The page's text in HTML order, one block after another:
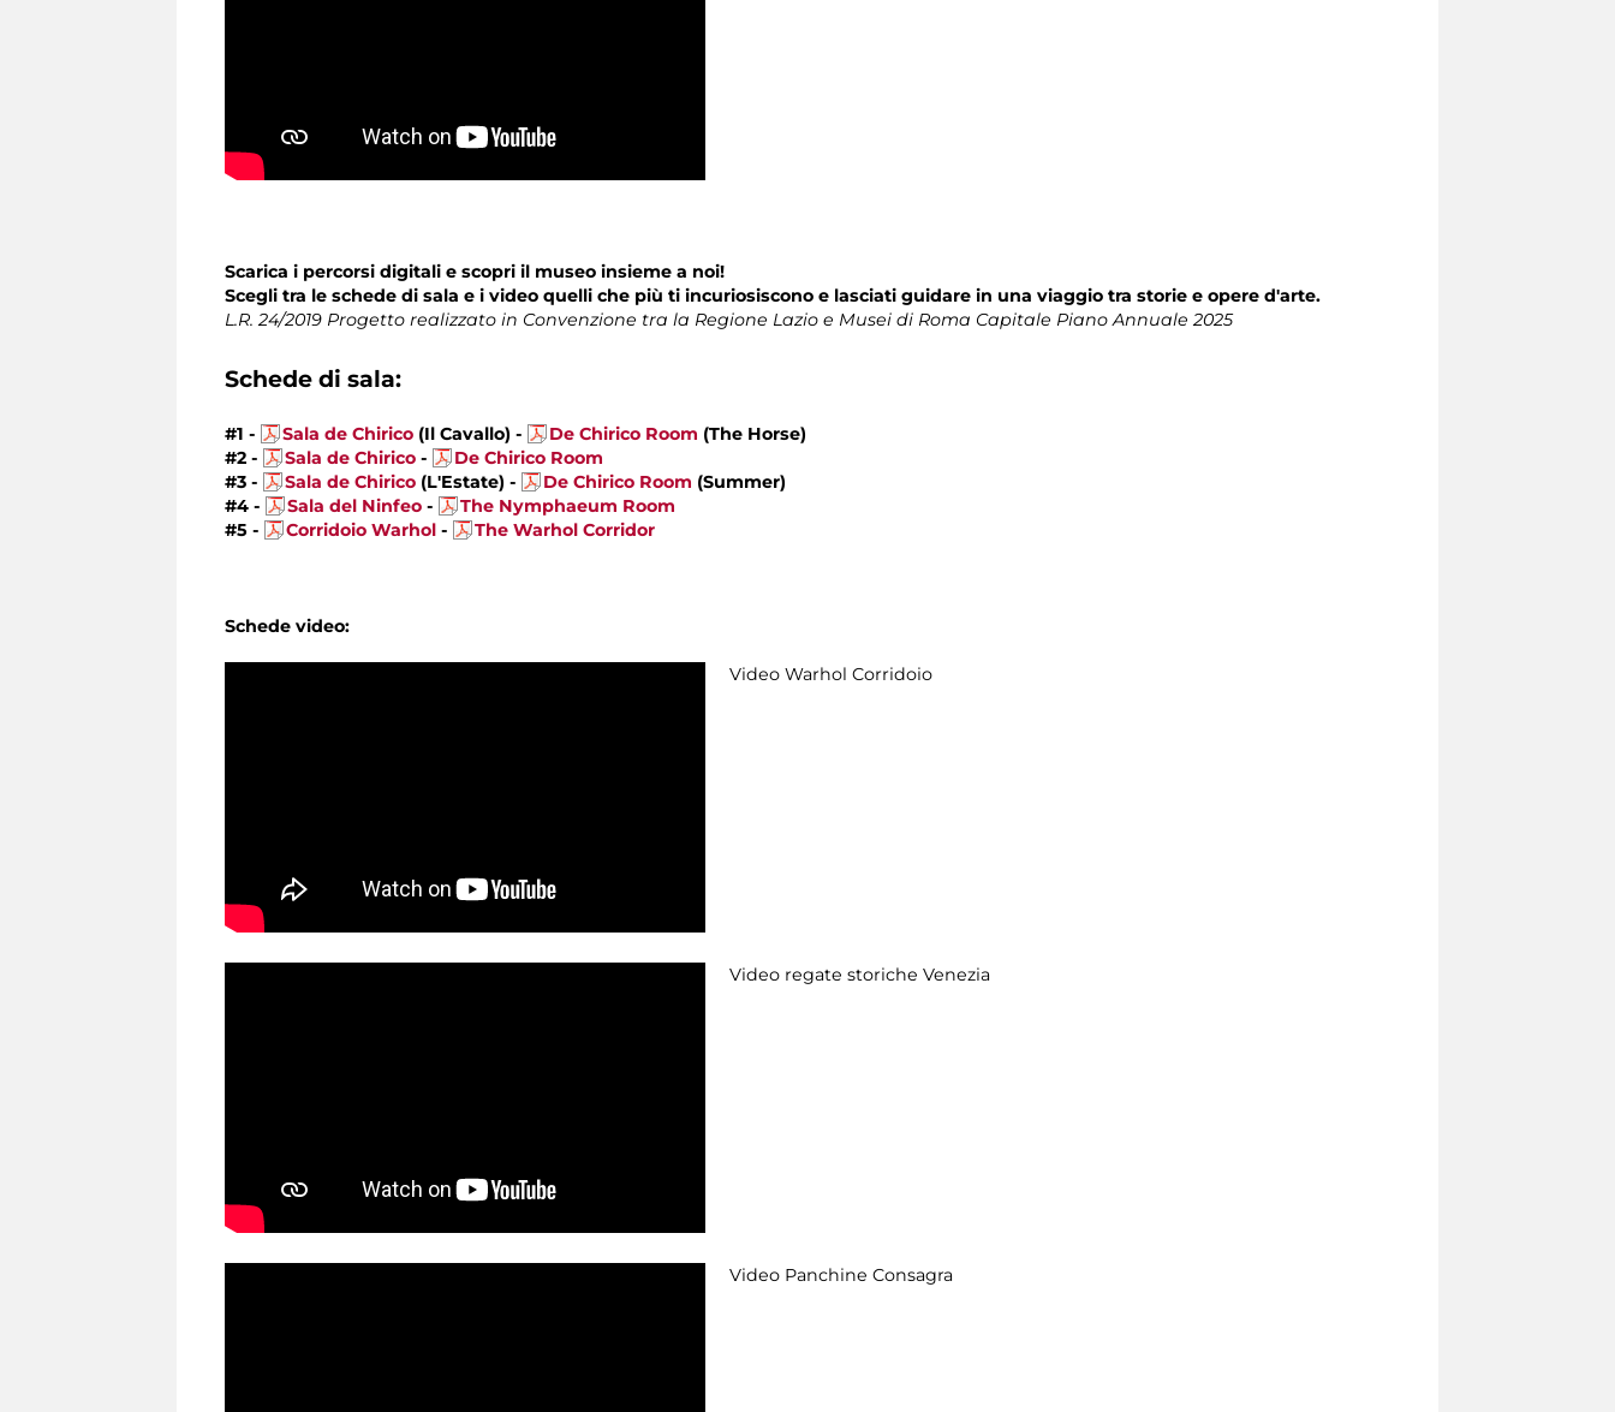
Scarica i percorsi digitali e scopri il museo insieme a noi!
Scegli tra le schede di sala e i video quelli che più ti incuriosiscono e lasciati guidare in una viaggio tra storie e opere d'arte.
L.R. 24/2019 Progetto realizzato in Convenzione tra la Regione Lazio e Musei di Roma Capitale Piano Annuale 2025
Schede di sala:
#1 - Sala de Chirico (Il Cavallo) - De Chirico Room (The Horse)
#2 -
Sala de Chirico -
De Chirico Room
#3 -
Sala de Chirico (L'Estate) - De Chirico Room (Summer)
#4 -
Sala del Ninfeo -
The Nymphaeum Room
#5 -
Corridoio Warhol - The Warhol Corridor
Schede video:
Video Warhol Corridoio
Video regate storiche Venezia
Video Panchine Consagra